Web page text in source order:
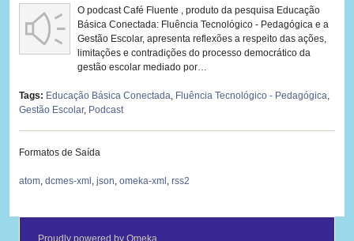
O podcast Café Fluente , produto da pesquisa Educação
Básica Conectada: Fluência Tecnológico - Pedagógica e a
Gestão Escolar, apresenta reflexões a respeito das ações,
limitações e contradições do processo democrático da
gestão escolar mediado por…
Tags: Educação Básica Conectada, Fluência Tecnológico - Pedagógica,
Gestão Escolar, Podcast
Formatos de Saída
atom, dcmes-xml , json, omeka-xml , rss2
Proudly powered byOmeka